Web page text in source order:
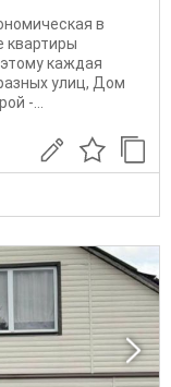
в
квартиры
каждая
улиц, Дом
-...